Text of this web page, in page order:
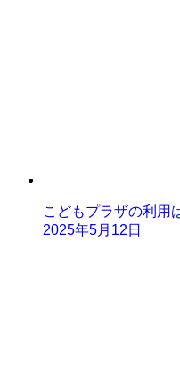
こどもプラザの利用
2025年5月12日